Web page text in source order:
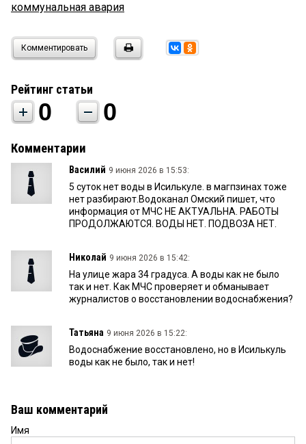
коммунальная авария
Комментировать
Рейтинг статьи
0 0
Комментарии
Василий 9 июня 2026 в 15:53:
5 суток нет воды в Исилькуле. в магпзинах тоже
нет разбирают.Водоканал Омский пишет, что
информация от МЧС НЕ АКТУАЛЬНА. РАБОТЫ
ПРОДОЛЖАЮТСЯ. ВОДЫ НЕТ. ПОДВОЗА НЕТ.
Николай 9 июня 2026 в 15:42:
На улице жара 34 градуса. А воды как не было
так и нет. Как МЧС проверяет и обманывает
журналистов о восстановлении водоснабжения?
Татьяна 9 июня 2026 в 15:22:
Водоснабжение восстановлено, но в Исилькуль
воды как не было, так и нет!
Ваш комментарий
Имя